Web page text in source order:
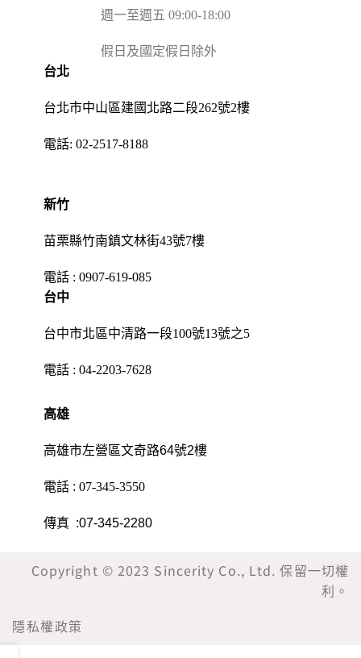
週一至週五 09:00-18:00
假日及國定假日除外
台北
台北市中山區建國北路二段262號2樓
電話:02-2517-8188
新竹
苗栗縣竹南鎮文林街43號7樓
電話 :0907-619-085
台中
台中市北區中清路一段100號13號之5
電話 :04-2203-7628
高雄
高雄市左營區文奇路64號2樓
電話 :07-345-3550
傳真 :07-345-2280
Copyright © 2023 Sincerity Co., Ltd. 保留一切權
利。
隱私權政策